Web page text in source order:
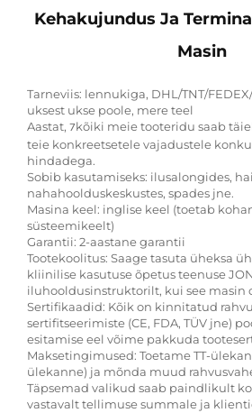
Kehakujundus Ja
Masin
Tarneviis: lennukiga, DHL/TNT/
uksest ukse poole, mere teel
Aastat, 7kõiki meie tooteridu saab
teie konkreetsetele vajadustele
hindadega.
Sobib kasutamiseks: ilusalongides,
nahahoolduskeskustes, spades jne.
Masina keel: inglise keel (toetab
süsteemikeelt)
Garantii: 2-aastane garantii
Tootekoolitus: Saage tasuta üheksa
kliinilise kasutuse õpetus teenuse
iluhooldusinstruktorilt, kui see masin
Sertifikaadid: Kõik on kinnitatud
sertifitseerimiste (CE, FDA, TÜV jne)
esitamise eel võime pakkuda
Maksetingimused: Toetame TT-
ülekanne) ja mõnda muud
Täpsemad valikud saab paindlikult
vastavalt tellimuse summale ja